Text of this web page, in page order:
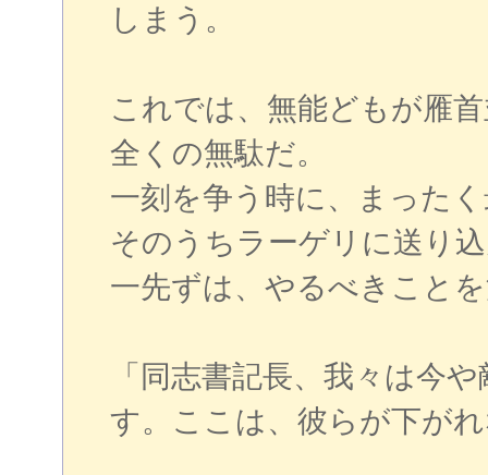
しまう。
これでは、無能どもが雁
全くの無駄だ。
一刻を争う時に、まった
そのうちラーゲリに送り
一先ずは、やるべきこと
「同志書記長、我々は今
す。ここは、彼らが下が